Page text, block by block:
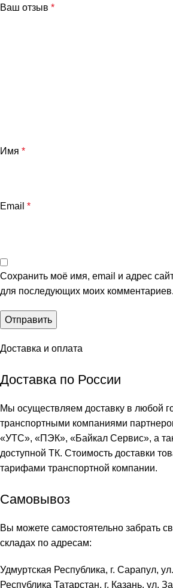
Ваш отзыв *
Имя *
Email *
Сохранить моё имя, email и адрес
для последующих моих комментариев.
Доставка и оплата
Доставка по России
Мы осуществляем доставку в любой
транспортными компаниями
«УТС», «ПЭК», «Байкал Сервис», а
доступной ТК. Стоимость доставки
тарифами транспортной компании.
Самовывоз
Вы можете самостоятельно забрать
складах по адресам:
Удмуртская Республика, г. Сарапул,
Республика Татарстан, г. Казань, ул.